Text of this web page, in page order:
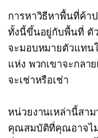
การหาวิธีหาพื้นที่ค้าป
ทั้งนี้ขึ้นอยู่กับพื้นที่ ตั
จะมอบหมายตัวแทน
แห่ง พวกเขาจะกล
จะเช่าหรือเช่า
หน่วยงานเหล่านี้สา
คุณสมบัติที่คุณอาจไ